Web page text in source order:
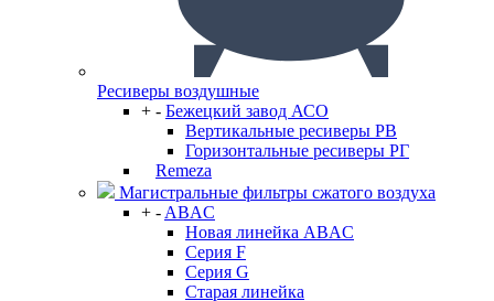
Ресиверы воздушные
+ - Бежецкий завод АСО
Вертикальные ресиверы РВ
Горизонтальные ресиверы РГ
Remeza
Магистральные фильтры сжатого воздуха
+ - ABAC
Новая линейка ABAC
Серия F
Серия G
Старая линейка